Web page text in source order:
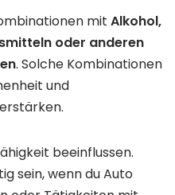
mit Alkohol,
oder anderen
. Solche Kombinationen
und
beeinflussen.
sein, wenn du Auto